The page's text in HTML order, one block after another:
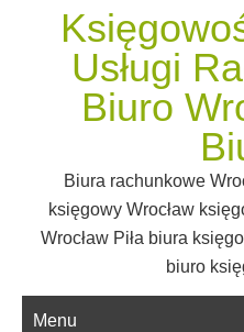
Usługi
Biuro
Biura rachunkowe
księgowy Wrocław
Wrocław Piła biura
biuro
Menu